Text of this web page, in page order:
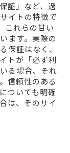
証」など、過
イトの特徴で
れらの甘い
ます。実際の
保証はなく、
トが「必ず利
る場合、それ
信頼性のある
ついても明確
は、そのサイ